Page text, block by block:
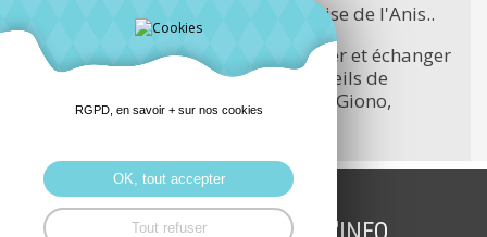
correspondra à la période de reprise de l'Anis..
Deux bonne raisons pour venir diner et échanger
avec cet
de nombreux recueils de
nouvelles, de polars.. passionné de Giono,
London, ..
RGPD, en savoir + sur nos cookies
OK, tout accepter
Tout refuser